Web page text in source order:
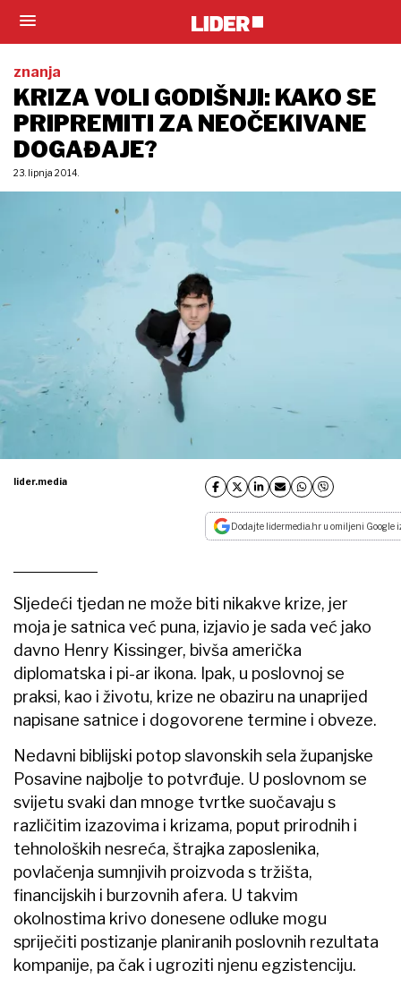
znanja
KRIZA VOLI GODIŠNJI: KAKO SE
PRIPREMITI ZA NEOČEKIVANE
DOGAĐAJE?
23. lipnja 2014.
lider.media
Dodajte lidermedia.hr u omiljeni Google
Sljedeći tjedan ne može biti nikakve krize, jer
moja je satnica već puna, izjavio je sada već jako
davno Henry Kissinger, bivša američka
diplomatska i pi-ar ikona. Ipak, u poslovnoj se
praksi, kao i životu, krize ne obaziru na unaprijed
napisane satnice i dogovorene termine i obveze.
Nedavni biblijski potop slavonskih sela županjske
Posavine najbolje to potvrđuje. U poslovnom se
svijetu svaki dan mnoge tvrtke suočavaju s
različitim izazovima i krizama, poput prirodnih i
tehnoloških nesreća, štrajka zaposlenika,
povlačenja sumnjivih proizvoda s tržišta,
financijskih i burzovnih afera. U takvim
okolnostima krivo donesene odluke mogu
spriječiti postizanje planiranih poslovnih rezultata
kompanije, pa čak i ugroziti njenu egzistenciju.